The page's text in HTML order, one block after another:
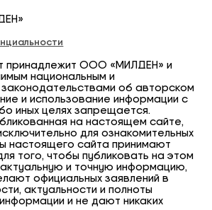
принадлежит ООО «МИЛДЕН» и
национальным и
об авторском
и использование информации с
иных целях запрещается.
на настоящем сайте,
для ознакомительных
настоящего сайта принимают
того, чтобы публиковать на этом
и точную информацию,
официальных заявлений в
актуальности и полноты
и не дают никаких